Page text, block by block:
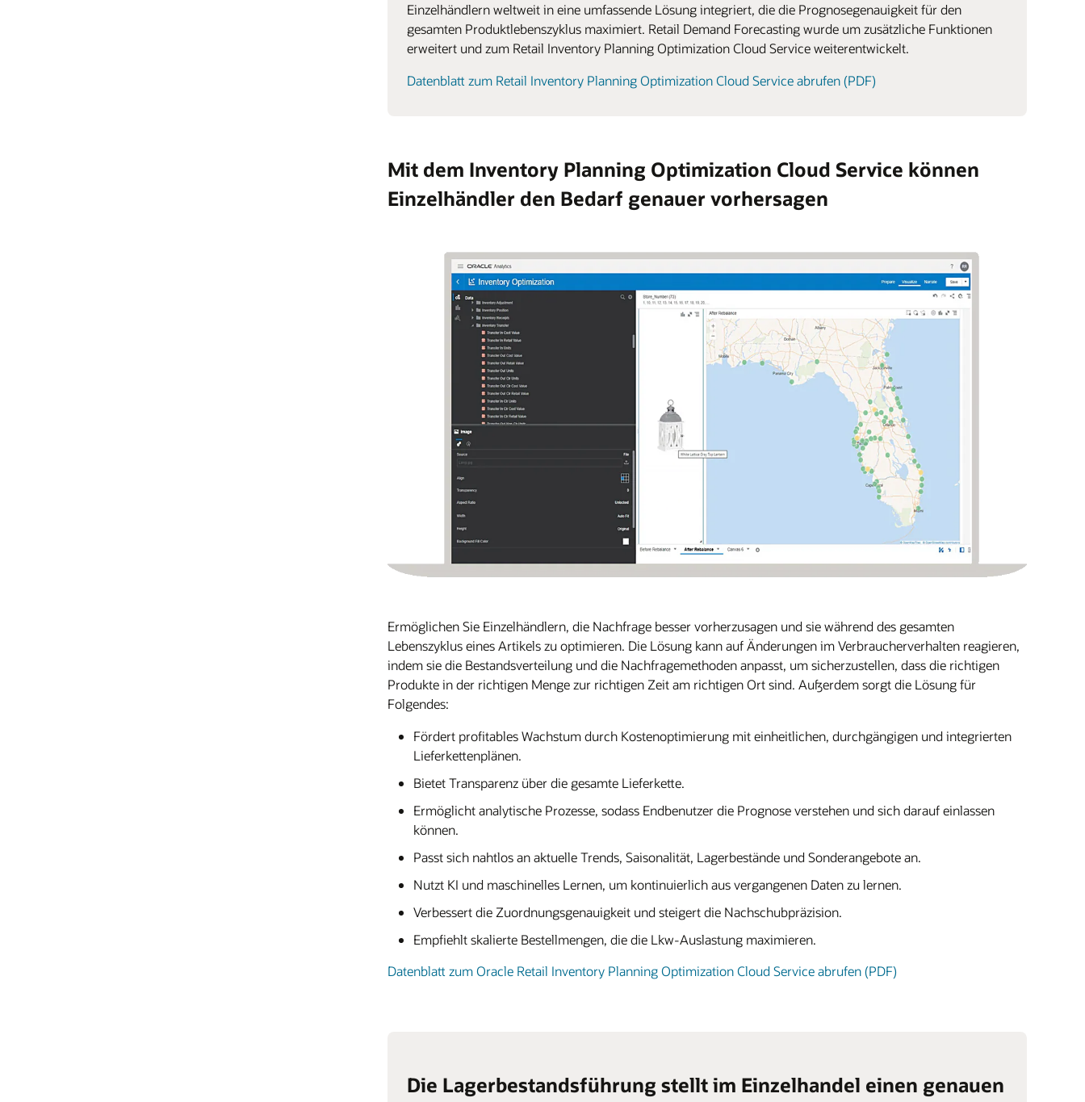
Einzelhändlern weltweit in eine umfassende Lösung integriert, die die Prognosegenauigkeit für den
gesamten Produktlebenszyklus maximiert. Retail Demand Forecasting wurde um zusätzliche Funktionen
erweitert und zum Retail Inventory Planning Optimization Cloud Service weiterentwickelt.
Datenblatt zum Retail Inventory Planning Optimization Cloud Service abrufen (PDF)
Mit dem Inventory Planning Optimization Cloud Service können
Einzelhändler den Bedarf genauer vorhersagen
Ermöglichen Sie Einzelhändlern, die Nachfrage besser vorherzusagen und sie während des gesamten
Lebenszyklus eines Artikels zu optimieren. Die Lösung kann auf Änderungen im Verbraucherverhalten reagieren,
indem sie die Bestandsverteilung und die Nachfragemethoden anpasst, um sicherzustellen, dass die richtigen
Produkte in der richtigen Menge zur richtigen Zeit am richtigen Ort sind. Außerdem sorgt die Lösung für
Folgendes:
Fördert profitables Wachstum durch Kostenoptimierung mit einheitlichen, durchgängigen und integrierten
Lieferkettenplänen.
Bietet Transparenz über die gesamte Lieferkette.
Ermöglicht analytische Prozesse, sodass Endbenutzer die Prognose verstehen und sich darauf einlassen
können.
Passt sich nahtlos an aktuelle Trends, Saisonalität, Lagerbestände und Sonderangebote an.
Nutzt KI und maschinelles Lernen, um kontinuierlich aus vergangenen Daten zu lernen.
Verbessert die Zuordnungsgenauigkeit und steigert die Nachschubpräzision.
Empfiehlt skalierte Bestellmengen, die die Lkw-Auslastung maximieren.
Datenblatt zum Oracle Retail Inventory Planning Optimization Cloud Service abrufen (PDF)
Die Lagerbestandsführung stellt im Einzelhandel einen genauen